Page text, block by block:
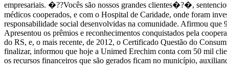
empresariais. �??Vocês são nossos grandes clientes�?�,
médicos cooperados, e com o Hospital de Caridade, onde foram
responsabilidade social desenvolvidas na comunidade. Afirmou
Apresentou os prêmios e reconhecimentos conquistados pela
do RS, e, o mais recente, de 2012, o Certificado Questão do
finalizar, informou que hoje a Unimed Erechim conta com 50 mil
os recursos financeiros que são gerados ficam no município,